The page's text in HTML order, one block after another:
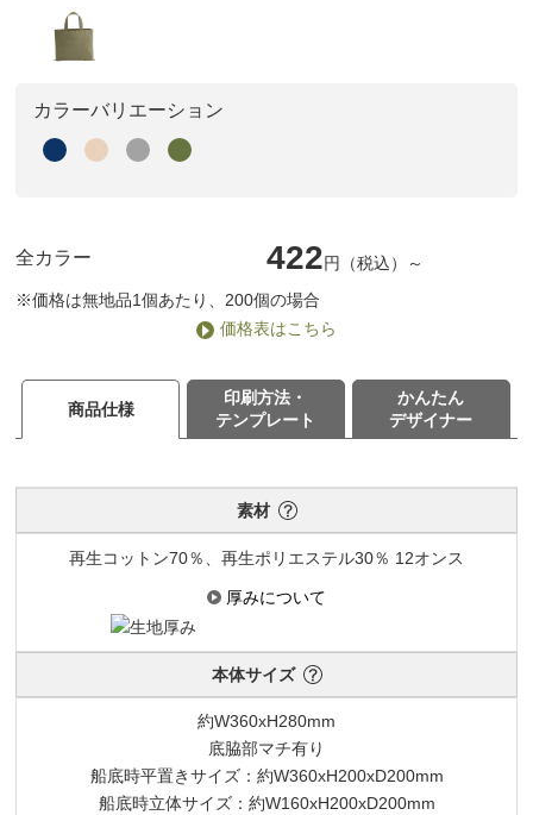
カラーバリエーション
全カラー 422円（税込）～
※価格は無地品1個あたり、200個の場合
価格表はこちら
商品仕様
印刷方法・
テンプレート
かんたん
デザイナー
素材
再生コットン70％、再生ポリエステル30％ 12オンス
厚みについて
本体サイズ
約W360xH280mm
底脇部マチ有り
船底時平置きサイズ： 約W360xH200xD200mm
船底時立体サイズ： 約W160xH200xD200mm